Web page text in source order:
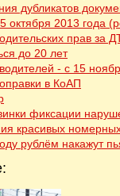
дубликатов
октября 2013 года
прав за
до 20 лет
- с 15
в КоАП
фиксации
красивых
рублём накажут